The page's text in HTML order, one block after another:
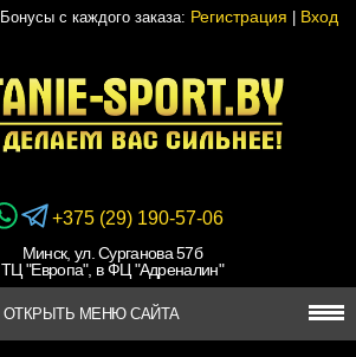
Бонусы с каждого заказа: Регистрация Вход
+375 (29) 190-57-06
Минск, ул. Сурганова 57б
ТЦ "Европа", в ФЦ "Адреналин"
ОТКРЫТЬ МЕНЮ САЙТА